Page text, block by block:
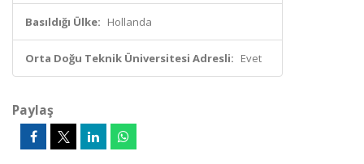
Basıldığı Ülke: Hollanda
Orta Doğu Teknik Üniversitesi Adresli: Evet
Paylaş